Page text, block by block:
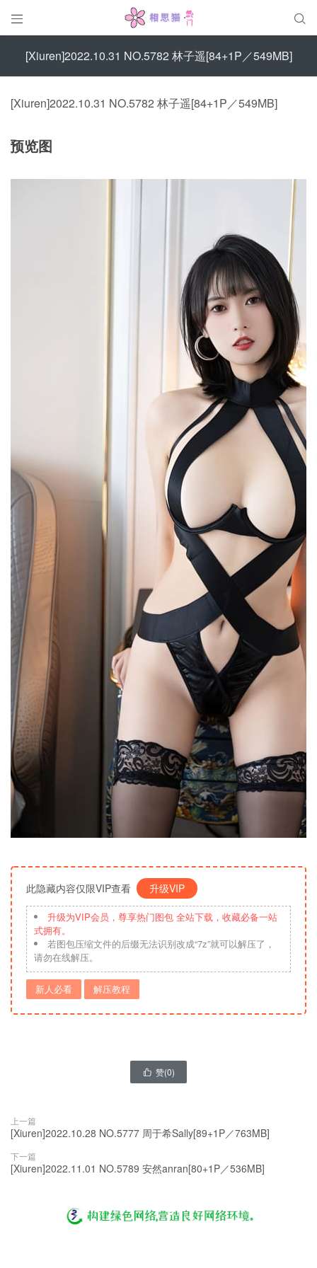
 
[Xiuren]2022.10.31 NO.5782 林子遥[84+1P／549MB]
[Xiuren]2022.10.31 NO.5782 林子遥[84+1P／549MB]
预览图
此隐藏内容仅限VIP查看 升级VIP
升级为VIP会员，尊享热门图包 全站下载，收藏必备一站
式拥有。
若图包压缩文件的后缀无法识别改成“7z”就可以解压了，
请勿在线解压。
新人必看 解压教程
 赞(0)
上一篇
[Xiuren]2022.10.28 NO.5777 周于希Sally[89+1P／763MB]
下一篇
[Xiuren]2022.11.01 NO.5789 安然anran[80+1P／536MB]